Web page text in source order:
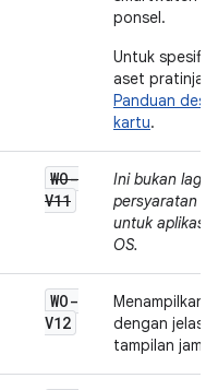
ponsel.
Untuk
aset
Panduan
kartu.
WO-
V11
Ini bukan lagi
persyaratan
untuk aplikasi
OS.
WO-
V12
Menampilkan
dengan jelas
tampilan jam.